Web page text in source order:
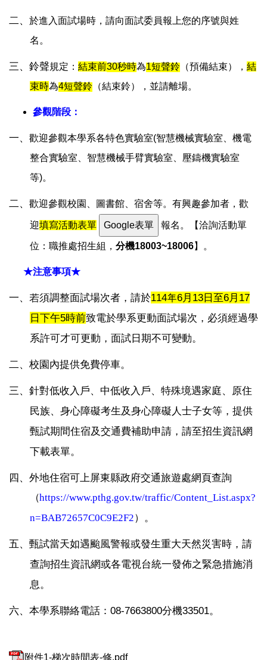
二、於進入面試場時，請向面試委員報上您的序號與姓
名。
三、鈴聲規定：結束前30秒時為1短聲鈴 （預備結束），結
束時為4短聲鈴 （結束鈴），並請離場。
參觀階段：
一、歡迎參觀本學系各特色實驗室(智慧機械實驗室、機電
整合實驗室、智慧機械手臂實驗室、壓鑄機實驗室
等)。
二、歡迎參觀校園、圖書館、宿舍等。有興趣參加者，歡
迎填寫活動表單 報名。【洽詢活動單
位：職推處招生組， 分機18003~18006】 。
★注意事項★
一、若須調整面試場次者，請於114年6月13日至6月17
日下午5時前致電於學系更動面試場次，必須經過學
系許可才可更動，面試日期不可變動。
二、校園內提供免費停車。
三、針對低收入戶、中低收入戶、特殊境遇家庭、原住
民族、身心障礙考生及身心障礙人士子女等，提供
甄試期間住宿及交通費補助申請，請至招生資訊網
下載表單。
四、外地住宿可上屏東縣政府交通旅遊處網頁查詢
（https://www.pthg.gov.tw/traffic/Content_List.aspx?
n=BAB72657C0C9E2F2） 。
五、甄試當天如遇颱風警報或發生重大天然災害時，請
查詢招生資訊網或各電視台統一發佈之緊急措施消
息。
六、本學系聯絡電話：08-7663800分機33501。
附件1-梯次時間表-修.pdf